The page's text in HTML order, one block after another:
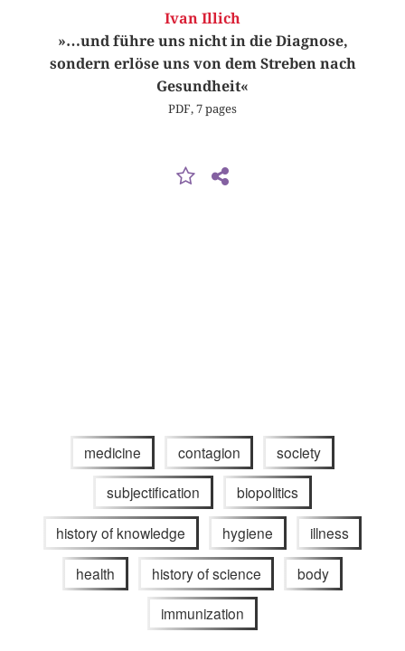
Ivan Illich
»…und führe uns nicht in die Diagnose,
sondern erlöse uns von dem Streben nach
Gesundheit«
PDF, 7 pages
medicine contagion society
subjectification biopolitics
history of knowledge hygiene illness
health history of science body
immunization